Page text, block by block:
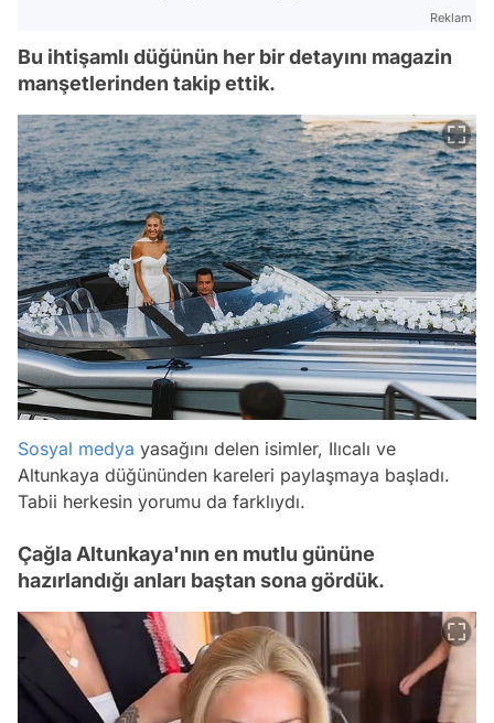
Reklam
Bu ihtişamlı düğünün her bir detayını magazin
manşetlerinden takip ettik.
Sosyal medya yasağını delen isimler, Ilıcalı ve
Altunkaya düğününden kareleri paylaşmaya başladı.
Tabii herkesin yorumu da farklıydı.
Çağla Altunkaya'nın en mutlu gününe
hazırlandığı anları baştan sona gördük.